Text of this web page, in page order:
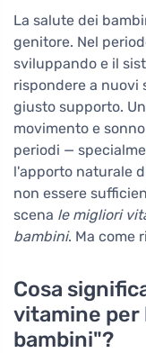
La salute dei
genitore. Nel
sviluppando e il
rispondere a nuovi
giusto supporto.
movimento e
periodi —
l'apporto naturale
non essere
scena le migliori
bambini. Ma come
Cosa
vitamine per
bambini"?